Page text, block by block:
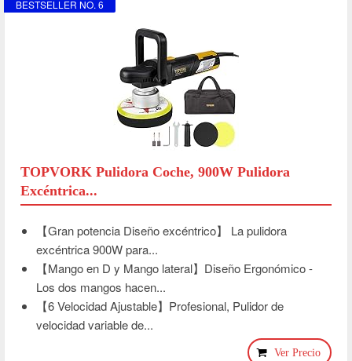
BESTSELLER NO. 6
TOPVORK Pulidora Coche, 900W Pulidora
Excéntrica...
【Gran potencia Diseño excéntrico】 La pulidora
excéntrica 900W para...
【Mango en D y Mango lateral】Diseño Ergonómico -
Los dos mangos hacen...
【6 Velocidad Ajustable】Profesional, Pulidor de
velocidad variable de...
Ver Precio